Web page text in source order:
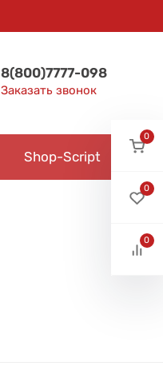
8(800)7777-098
Заказать звонок
Shop-Script
0
0
0